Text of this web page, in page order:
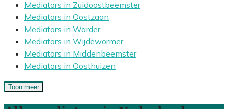
Mediators in Zuidoostbeemster
Mediators in Oostzaan
Mediators in Warder
Mediators in Wijdewormer
Mediators in Middenbeemster
Mediators in Oosthuizen
Toon meer